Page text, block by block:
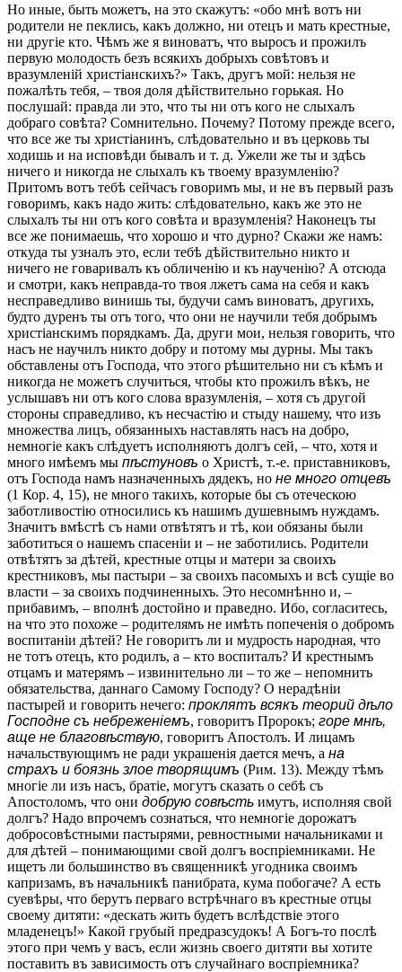
Но иные, быть можетъ, на это скажутъ: «обо мнѣ вотъ ни
родители не пеклись, какъ должно, ни отецъ и мать крестные,
ни другіе кто. Чѣмъ же я виноватъ, что выросъ и прожилъ
первую молодость безъ всякихъ добрыхъ совѣтовъ и
вразумленій христіанскихъ?» Такъ, другъ мой: нельзя не
пожалѣть тебя, – твоя доля дѣйствительно горькая. Но
послушай: правда ли это, что ты ни отъ кого не слыхалъ
добраго совѣта? Сомнительно. Почему? Потому прежде всего,
что все же ты христіанинъ, слѣдовательно и въ церковь ты
ходишь и на исповѣди бывалъ и т. д. Ужели же ты и здѣсь
ничего и никогда не слыхалъ къ твоему вразумленію?
Притомъ вотъ тебѣ сейчасъ говоримъ мы, и не въ первый разъ
говоримъ, какъ надо жить: слѣдовательно, какъ же это не
слыхалъ ты ни отъ кого совѣта и вразумленія? Наконецъ ты
все же понимаешь, что хорошо и что дурно? Скажи же намъ:
откуда ты узналъ это, если тебѣ дѣйствительно никто и
ничего не говаривалъ къ обличенію и къ наученію? А отсюда
и смотри, какъ неправда-то твоя лжетъ сама на себя и какъ
несправедливо винишь ты, будучи самъ виноватъ, другихъ,
будто дуренъ ты отъ того, что они не научили тебя добрымъ
христіанскимъ порядкамъ. Да, други мои, нельзя говорить, что
насъ не научилъ никто добру и потому мы дурны. Мы такъ
обставлены отъ Господа, что этого рѣшительно ни съ кѣмъ и
никогда не можетъ случиться, чтобы кто прожилъ вѣкъ, не
услышавъ ни отъ кого слова вразумленія, – хотя съ другой
стороны справедливо, къ несчастію и стыду нашему, что изъ
множества лицъ, обязанныхъ наставлять насъ на добро,
немногіе какъ слѣдуетъ исполняютъ долгъ сей, – что, хотя и
много имѣемъ мы пѣстуновъ о Христѣ, т.-е. приставниковъ,
отъ Господа намъ назначенныхъ дядекъ, но не много отцевъ
(1 Кор. 4, 15), не много такихъ, которые бы съ отеческою
заботливостію относились къ нашимъ душевнымъ нуждамъ.
Значитъ вмѣстѣ съ нами отвѣтятъ и тѣ, кои обязаны были
заботиться о нашемъ спасеніи и – не заботились. Родители
отвѣтятъ за дѣтей, крестные отцы и матери за своихъ
крестниковъ, мы пастыри – за своихъ пасомыхъ и всѣ сущіе во
власти – за своихъ подчиненныхъ. Это несомнѣнно и, –
прибавимъ, – вполнѣ достойно и праведно. Ибо, согласитесь,
на что это похоже – родителямъ не имѣть попеченія о добромъ
воспитаніи дѣтей? Не говоритъ ли и мудрость народная, что
не тотъ отецъ, кто родилъ, а – кто воспиталъ? И крестнымъ
отцамъ и матерямъ – извинительно ли – то же – непомнить
обязательства, даннаго Самому Господу? О нерадѣніи
пастырей и говорить нечего: проклятъ всякъ теорий дѣло
Господне съ небреженіемъ, говоритъ Пророкъ; горе мнѣ,
аще не благовѣствую, говоритъ Апостолъ. И лицамъ
начальствующимъ не ради украшенія дается мечъ, а на
страхъ и боязнь злое творящимъ (Рим. 13). Между тѣмъ
многіе ли изъ насъ, братіе, могутъ сказать о себѣ съ
Апостоломъ, что они добрую совѣсть имутъ, исполняя свой
долгъ? Надо впрочемъ сознаться, что немногіе дорожатъ
добросовѣстными пастырями, ревностными начальниками и
для дѣтей – понимающими свой долгъ воспріемниками. Не
ищетъ ли большинство въ священникѣ угодника своимъ
капризамъ, въ начальникѣ панибрата, кума побогаче? А есть
суевѣры, что берутъ перваго встрѣчнаго въ крестные отцы
своему дитяти: «дескать жить будетъ вслѣдствіе этого
младенецъ!» Какой грубый предразсудокъ! А Богъ-то послѣ
этого при чемъ у васъ, если жизнь своего дитяти вы хотите
поставить въ зависимость отъ случайнаго воспріемника?